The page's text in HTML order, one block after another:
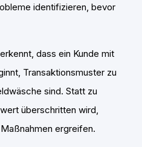
identifizieren, bevor
dass ein Kunde mit
Transaktionsmuster zu
sind. Statt zu
überschritten wird,
ergreifen.